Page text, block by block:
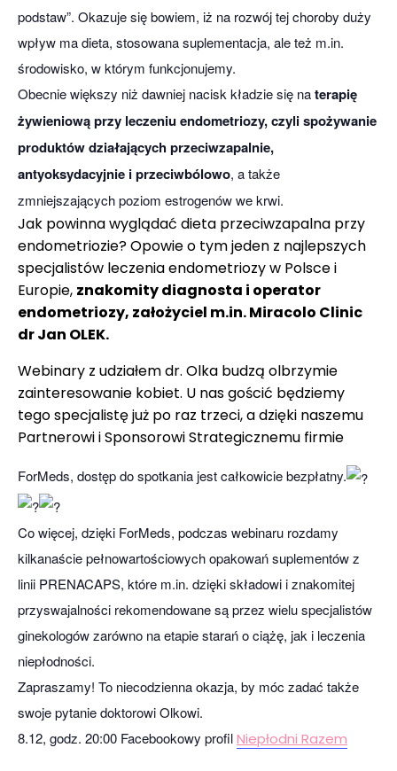
podstaw”. Okazuje się bowiem, iż na rozwój tej choroby duży
wpływ ma dieta, stosowana suplementacja, ale też m.in.
środowisko, w którym funkcjonujemy.
Obecnie większy niż dawniej nacisk kładzie się naterapię
żywieniową przy leczeniu endometriozy, czyli spożywanie
produktów działających przeciwzapalnie,
antyoksydacyjnie i przeciwbólowo, a także
zmniejszających poziom estrogenów we krwi.
Jak powinna wyglądać dieta przeciwzapalna przy
endometriozie? Opowie o tym jeden z najlepszych
specjalistów leczenia endometriozy w Polsce i
Europie, znakomity diagnosta i operator
endometriozy, założyciel m.in.Miracolo Clinic
dr Jan OLEK.
Webinary z udziałem dr. Olka budzą olbrzymie
zainteresowanie kobiet. U nas gościć będziemy
tego specjalistę już po raz trzeci, a dzięki naszemu
Partnerowi i Sponsorowi Strategicznemu firmie
ForMeds, dostęp do spotkania jest całkowicie bezpłatny.
Co więcej, dzięki ForMeds, podczas webinaru rozdamy
kilkanaście pełnowartościowych opakowań suplementów z
linii PRENACAPS, które m.in. dzięki składowi i znakomitej
przyswajalności rekomendowane są przez wielu specjalistów
ginekologów zarówno na etapie starań o ciążę, jak i leczenia
niepłodności.
Zapraszamy! To niecodzienna okazja, by móc zadać także
swoje pytanie doktorowi Olkowi.
8.12, godz. 20:00 Facebookowy profilNiepłodni Razem